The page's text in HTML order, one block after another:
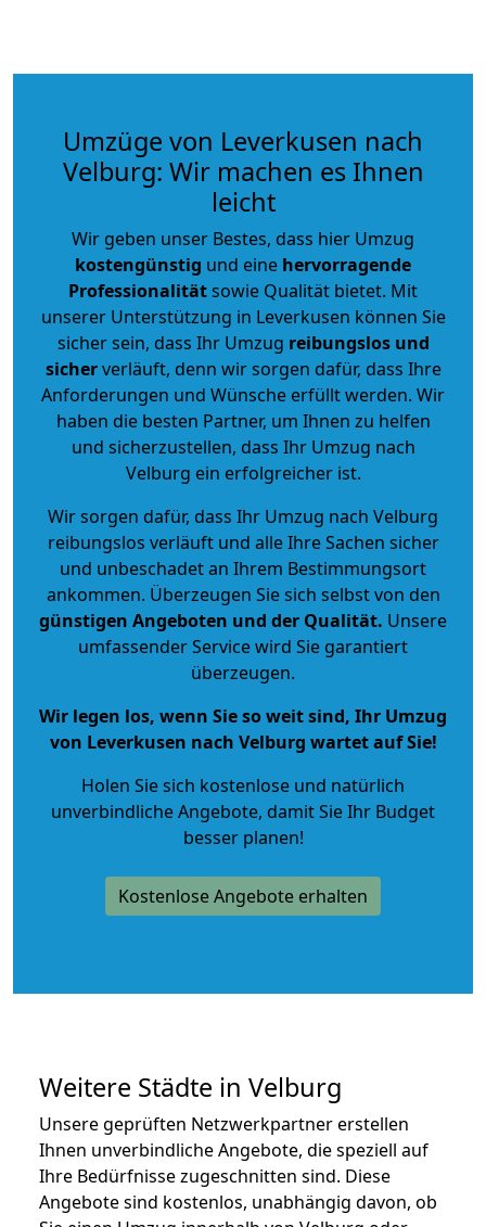
Umzüge von Leverkusen nach
Velburg: Wir machen es Ihnen
leicht
Wir geben unser Bestes, dass hier Umzug
kostengünstig und eine hervorragende
Professionalitätsowie Qualität bietet. Mit
unserer Unterstützung in Leverkusen können Sie
sicher sein, dass Ihr Umzug reibungslos und
sicherverläuft, denn wir sorgen dafür, dass Ihre
Anforderungen und Wünsche erfüllt werden. Wir
haben die besten Partner, um Ihnen zu helfen
und sicherzustellen, dass Ihr Umzug nach
Velburg ein erfolgreicher ist.
Wir sorgen dafür, dass Ihr Umzug nach Velburg
reibungslos verläuft und alle Ihre Sachen sicher
und unbeschadet an Ihrem Bestimmungsort
ankommen. Überzeugen Sie sich selbst von den
günstigen Angeboten und der Qualität. Unsere
umfassender Service wird Sie garantiert
überzeugen.
Wir legen los, wenn Sie so weit sind, Ihr Umzug
von Leverkusen nach Velburg wartet auf Sie!
Holen Sie sich kostenlose und natürlich
unverbindliche Angebote, damit Sie Ihr Budget
besser planen!
Kostenlose Angebote erhalten
Weitere Städte in Velburg
Unsere geprüften Netzwerkpartner erstellen
Ihnen unverbindliche Angebote, die speziell auf
Ihre Bedürfnisse zugeschnitten sind. Diese
Angebote sind kostenlos, unabhängig davon, ob